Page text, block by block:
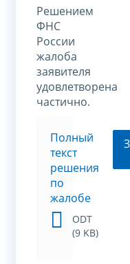
Решением
ФНС
России
жалоба
заявителя
удовлетворена
частично.
Полный
текст
решения
по
жалобе
ODT
(9 KB)